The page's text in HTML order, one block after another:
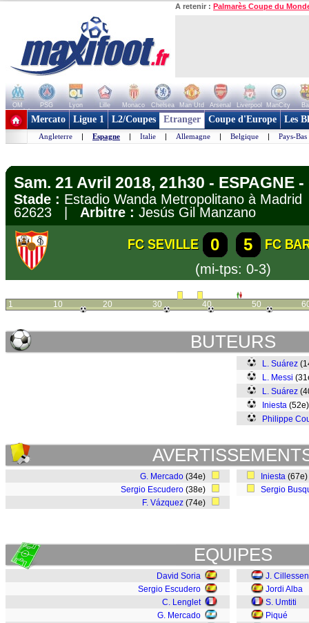
A retenir : Palmarès Coupe du
OM PSG Lyon Lille Monaco Chelsea Man Utd Arsenal Liverpool ManCity
+ de clubs
Mercato Ligue 1 L2/Coupes Etranger Coupe d'Europe Les
Angleterre | Espagne | Italie | Allemagne | Belgique | Pays-Bas
Sam. 21 Avril 2018, 21h30 - ESPAGNE
Stade : Estadio Wanda Metropolitano à
62623 | Arbitre : Jesús Gil Manzano
FC SEVILLE 0 5
FC
(mi-tps: 0-3)
1 10 20 30 40 50
BUTEURS
L. Suárez
L. Messi
L. Suárez
Iniesta
Philippe
G. Mercado (34e)
Sergio Escudero (38e)
F. Vázquez (74e)
Iniesta
Sergio
EQUIPES
David Soria
Sergio Escudero
C. Lenglet
G. Mercado
J. Cillessen
Jordi Alba
S. Umtiti
Piqué